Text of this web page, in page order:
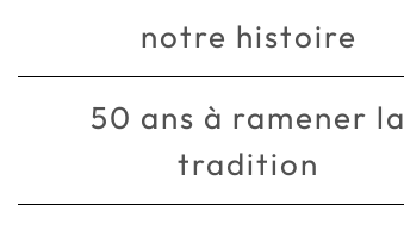
notre histoire
50 ans à ramener la
tradition